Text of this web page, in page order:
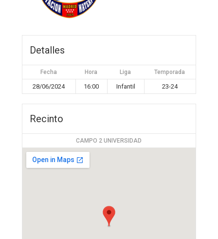
Detalles
Fecha Hora Liga Temporada
28/06/2024 16:00 Infantil 23-24
Recinto
CAMPO 2 UNIVERSIDAD